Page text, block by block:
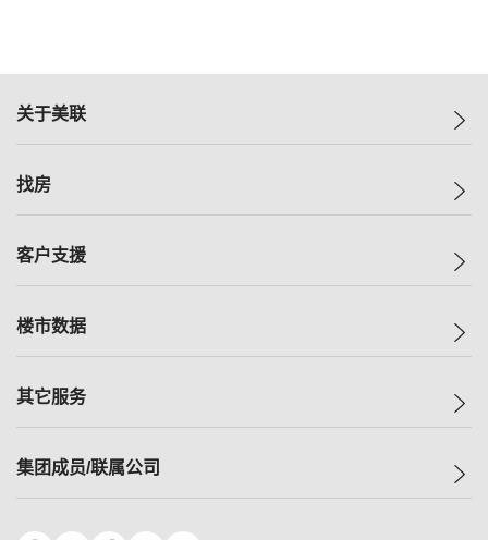
关于美联
美联集团
人才招募
找房
一手新房
减价
美联豪宅
独家楼盘
租房
客户支援
自助放盘
查询热线
按揭计算机
负担能力计算机
转按计算机
楼市数据
指数
历史成交
其它服务
小区专页
集团成员/联属公司
美联物业